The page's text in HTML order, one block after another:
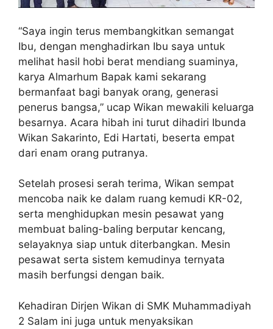
“Saya ingin terus membangkitkan semangat
Ibu, dengan menghadirkan Ibu saya untuk
melihat hasil hobi berat mendiang suaminya,
karya Almarhum Bapak kami sekarang
bermanfaat bagi banyak orang, generasi
penerus bangsa,” ucap Wikan mewakili keluarga
besarnya. Acara hibah ini turut dihadiri Ibunda
Wikan Sakarinto, Edi Hartati, beserta empat
dari enam orang putranya.
Setelah prosesi serah terima, Wikan sempat
mencoba naik ke dalam ruang kemudi KR-02,
serta menghidupkan mesin pesawat yang
membuat baling-baling berputar kencang,
selayaknya siap untuk diterbangkan. Mesin
pesawat serta sistem kemudinya ternyata
masih berfungsi dengan baik.
Kehadiran Dirjen Wikan di SMK Muhammadiyah
2 Salam ini juga untuk menyaksikan